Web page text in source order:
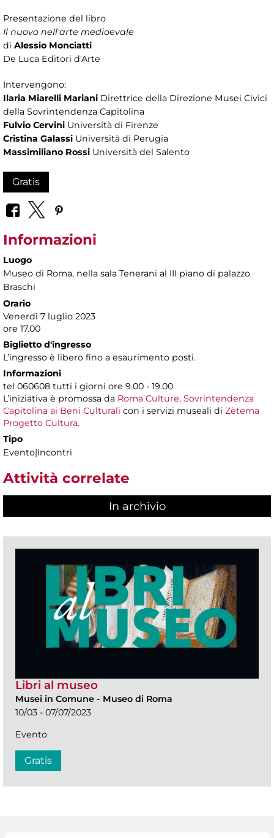
Presentazione del libro
Il nuovo nell'arte medioevale
di Alessio Monciatti
De Luca Editori d'Arte
Intervengono:
Ilaria Miarelli Mariani Direttrice della Direzione Musei Civici
della Sovrintendenza Capitolina
Fulvio Cervini Università di Firenze
Cristina Galassi Università di Perugia
Massimiliano Rossi Università del Salento
Gratis
Informazioni
Luogo
Museo di Roma, nella sala Tenerani al III piano di palazzo
Braschi
Orario
Venerdì 7 luglio 2023
ore 17.00
Biglietto d'ingresso
L’ingresso è libero fino a esaurimento posti.
Informazioni
tel 060608 tutti i giorni ore 9.00 - 19.00
L’iniziativa è promossa da Roma Culture, Sovrintendenza
Capitolina ai Beni Culturali con i servizi museali di Zètema
Progetto Cultura.
Tipo
Evento|Incontri
Attività correlate
In archivio
Libri al museo
Musei in Comune - Museo di Roma
10/03 - 07/07/2023
Evento
Gratis